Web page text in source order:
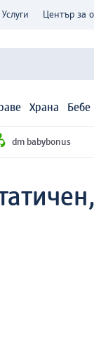
Услуги Център за
Храна Бебе
dm babybonus